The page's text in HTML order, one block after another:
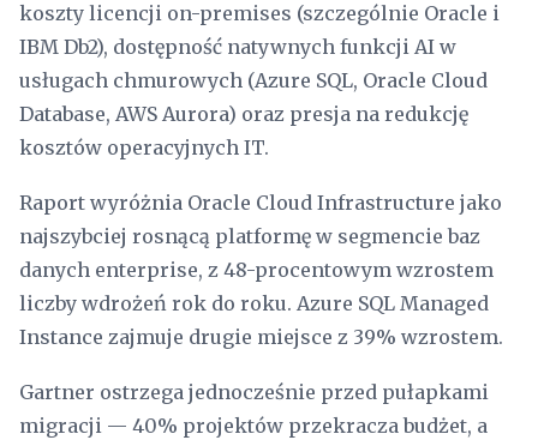
koszty licencji on-premises (szczególnie Oracle i
IBM Db2), dostępność natywnych funkcji AI w
usługach chmurowych (Azure SQL, Oracle Cloud
Database, AWS Aurora) oraz presja na redukcję
kosztów operacyjnych IT.
Raport wyróżnia Oracle Cloud Infrastructure jako
najszybciej rosnącą platformę w segmencie baz
danych enterprise, z 48-procentowym wzrostem
liczby wdrożeń rok do roku. Azure SQL Managed
Instance zajmuje drugie miejsce z 39% wzrostem.
Gartner ostrzega jednocześnie przed pułapkami
migracji — 40% projektów przekracza budżet, a